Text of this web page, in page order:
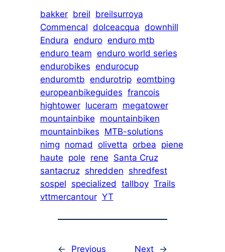
bakker breil breilsurroya
Commencal dolceacqua downhill
Endura enduro enduro mtb
enduro team enduro world series
endurobikes endurocup
enduromtb endurotrip eomtbing
europeanbikeguides francois
hightower luceram megatower
mountainbike mountainbiken
mountainbikes MTB-solutions
nimg nomad olivetta orbea piene
haute pole rene Santa Cruz
santacruz shredden shredfest
sospel specialized tallboy Trails
vttmercantour YT
← Previous Next →